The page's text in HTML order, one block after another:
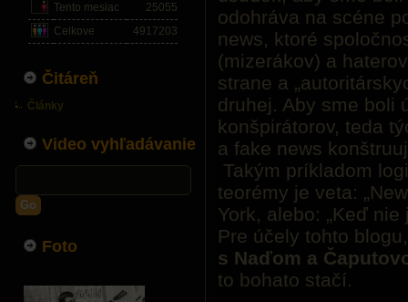
Tento mesiac
25055
Celkove
4917203
Čitáreň
Články
Video vyhľadávanie
Go
Foto
odohráva na scéne
news, ktoré
(mizerákov) a
strane a
druhej. Aby sme boli
konšpirátorov, teda
a fake news
Takým príkladom
teorémy je veta:
York, alebo: „Keď
Pre účely tohto
s Naďom a
to bohato stačí.